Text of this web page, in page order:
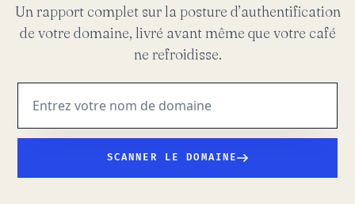
Un rapport complet sur la posture d’authentification
de votre domaine, livré avant même que votre café
ne refroidisse.
SCANNER LE DOMAINE